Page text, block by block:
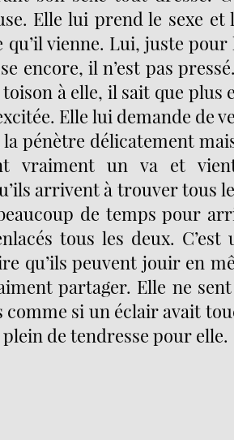
Elle lui prend le sexe et
qu’il vienne. Lui, juste
encore, il n’est pas
à elle, il sait que plus
Elle lui demande de
pénètre délicatement
vraiment un va et
arrivent à trouver tous
de temps pour
tous les deux. C’est
qu’ils peuvent jouir en
partager. Elle ne
comme si un éclair avait
de tendresse pour elle.